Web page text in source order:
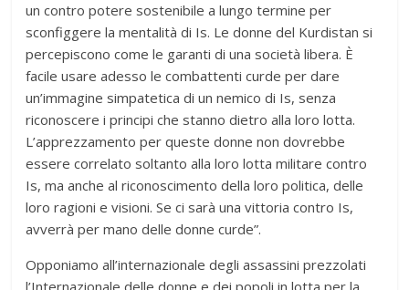
un contro potere sostenibile a lungo termine per
sconfiggere la mentalità di Is. Le donne del Kurdistan si
percepiscono come le garanti di una società libera. È
facile usare adesso le combattenti curde per dare
un’immagine simpatetica di un nemico di Is, senza
riconoscere i principi che stanno dietro alla loro lotta.
L’apprezzamento per queste donne non dovrebbe
essere correlato soltanto alla loro lotta militare contro
Is, ma anche al riconoscimento della loro politica, delle
loro ragioni e visioni. Se ci sarà una vittoria contro Is,
avverrà per mano delle donne curde”.
Opponiamo all’internazionale degli assassini prezzolati